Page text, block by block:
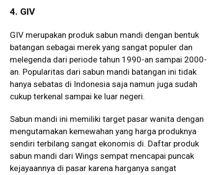
4. GIV
GIV merupakan produk sabun mandi dengan bentuk
batangan sebagai merek yang sangat populer dan
melegenda dari periode tahun 1990-an sampai 2000-
an. Popularitas dari sabun mandi batangan ini tidak
hanya sebatas di Indonesia saja namun juga sudah
cukup terkenal sampai ke luar negeri.
Sabun mandi ini memiliki target pasar wanita dengan
mengutamakan kemewahan yang harga produknya
sendiri terbilang sangat ekonomis di. Daftar produk
sabun mandi dari Wings sempat mencapai puncak
kejayaannya di pasar karena harganya sangat